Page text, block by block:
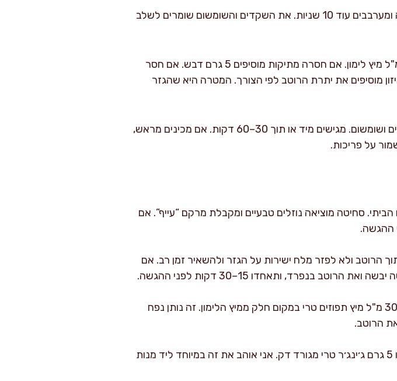
מוסיפים צימוקים ופטרוזיליה ומערבבים עוד 10 שניות. את השקדים והשומשום שומרים לשלב
טועמים. אם חסר חמיצות מוסיפים 5 מ"ל מיץ לימון. אם חסרה מתיקות מוסיפים 5 גרם דבש. אם חסר
רק אחרי האיזון מוסיפים את יתרת הרוטב לפי הצורך. המטרה היא שהגזר
מעבירים לקערת הגשה, מפזרים מעל שקדים פרוסים ושומשום. מגישים מיד או תוך 30–60 דקות. אם מכינים מראש,
על פריכות.
סחיטה מוציאה נוזלים טבעיים ומקבלת מרקם “עייף”. אם
ההגשה.
הרוטב ולא לפזר מלח ישירות על הגזר ולהשאיר זמן רב. אם
בנפרד, ותאחדו 15–30 דקות לפני ההגשה.
מוסיפים 20–30 מ"ל מיץ תפוזים טרי במקום חלק ממיץ הלימון. זה נותן נפח
הרוטב.
מוסיפים 1–2 גרם צ׳ילי יבש גרוס או 5 גרם ג׳ינג׳ר טרי מגורד דק. אני אוהב את זה במיוחד ליד מנות